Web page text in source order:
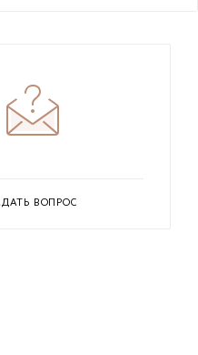
ВОПРОС